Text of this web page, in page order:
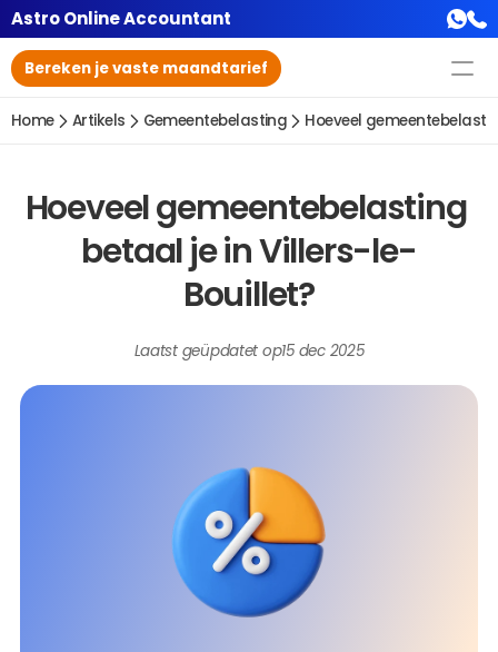
Astro Online Accountant
Bereken je vaste maandtarief
Home Artikels Gemeentebelasting Hoeveel
Hoeveel gemeentebelasting
betaal je in Villers-le-
Bouillet?
Laatst geüpdatet op15 dec 2025